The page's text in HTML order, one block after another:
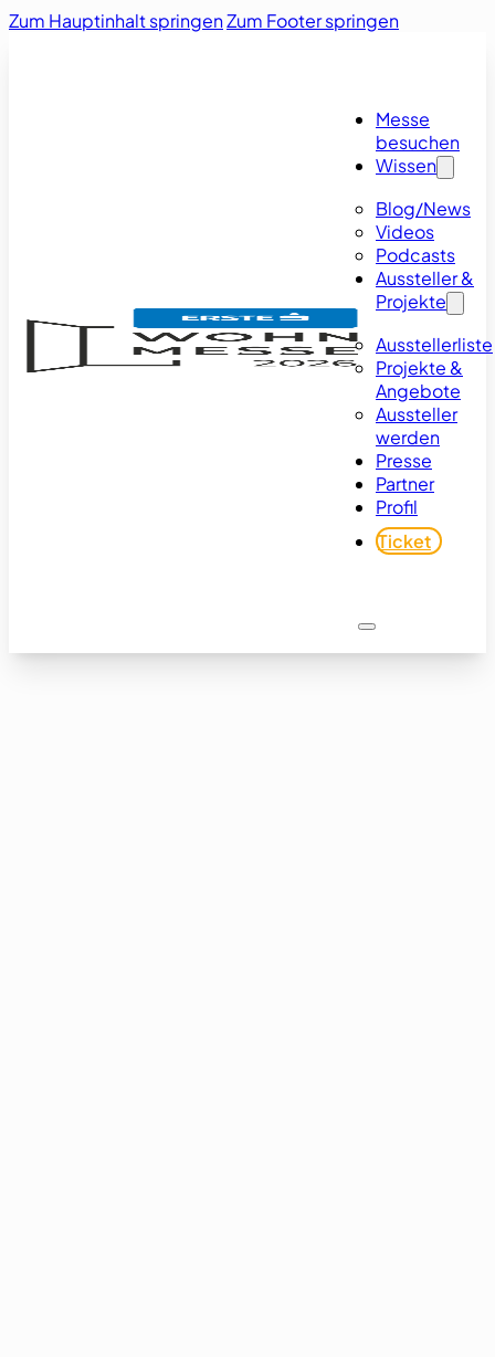
Zum Hauptinhalt springenZum Footer springen
Messe
besuchen
Wissen
Blog/News
Videos
Podcasts
Aussteller &
Projekte
Ausstellerliste
Projekte &
Angebote
Aussteller
werden
Presse
Partner
Profil
Ticket